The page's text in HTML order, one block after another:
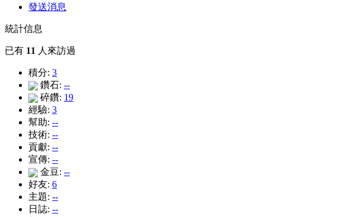
發送消息
統計信息
已有 11 人來訪過
積分: 3
鑽石: --
碎鑽: 19
經驗: 3
幫助: --
技術: --
貢獻: --
宣傳: --
金豆: --
好友: 6
主題: --
日誌: --